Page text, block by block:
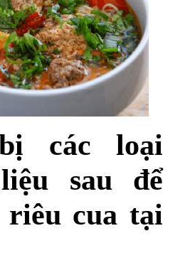
các loại
sau để
riêu cua tại